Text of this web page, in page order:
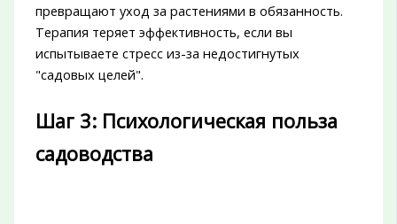
превращают уход за растениями в обязанность.
Терапия теряет эффективность, если вы
испытываете стресс из-за недостигнутых
"садовых целей".
Шаг 3: Психологическая польза
садоводства